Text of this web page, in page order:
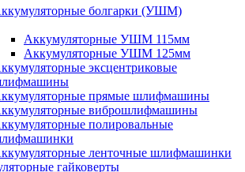
болгарки (УШМ)
Аккумуляторные УШМ 115мм
Аккумуляторные УШМ 125мм
эксцентриковые
прямые шлифмашины
виброшлифмашины
полировальные
ленточные шлифмашинки
гайковерты